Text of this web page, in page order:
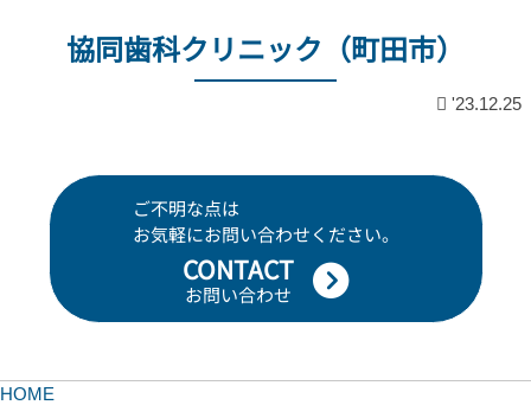
協同歯科クリニック（町田市）
'23.12.25
ご不明な点は
お気軽にお問い合わせください。
CONTACT
お問い合わせ
HOME